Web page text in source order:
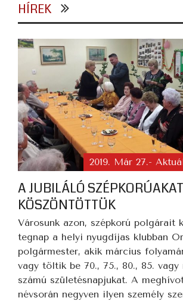
HÍREK
-
2019. Már 27.
A JUBILÁLÓ SZÉPKORÚAKAT
KÖSZÖNTÖTTÜK
Városunk azon, szépkorú polgárait
tegnap a helyi nyugdíjas klubban
polgármester, akik március
vagy töltik be 70., 75., 80., 85. vagy
számú születésnapjukat. A
névsorán negyven ilyen személy